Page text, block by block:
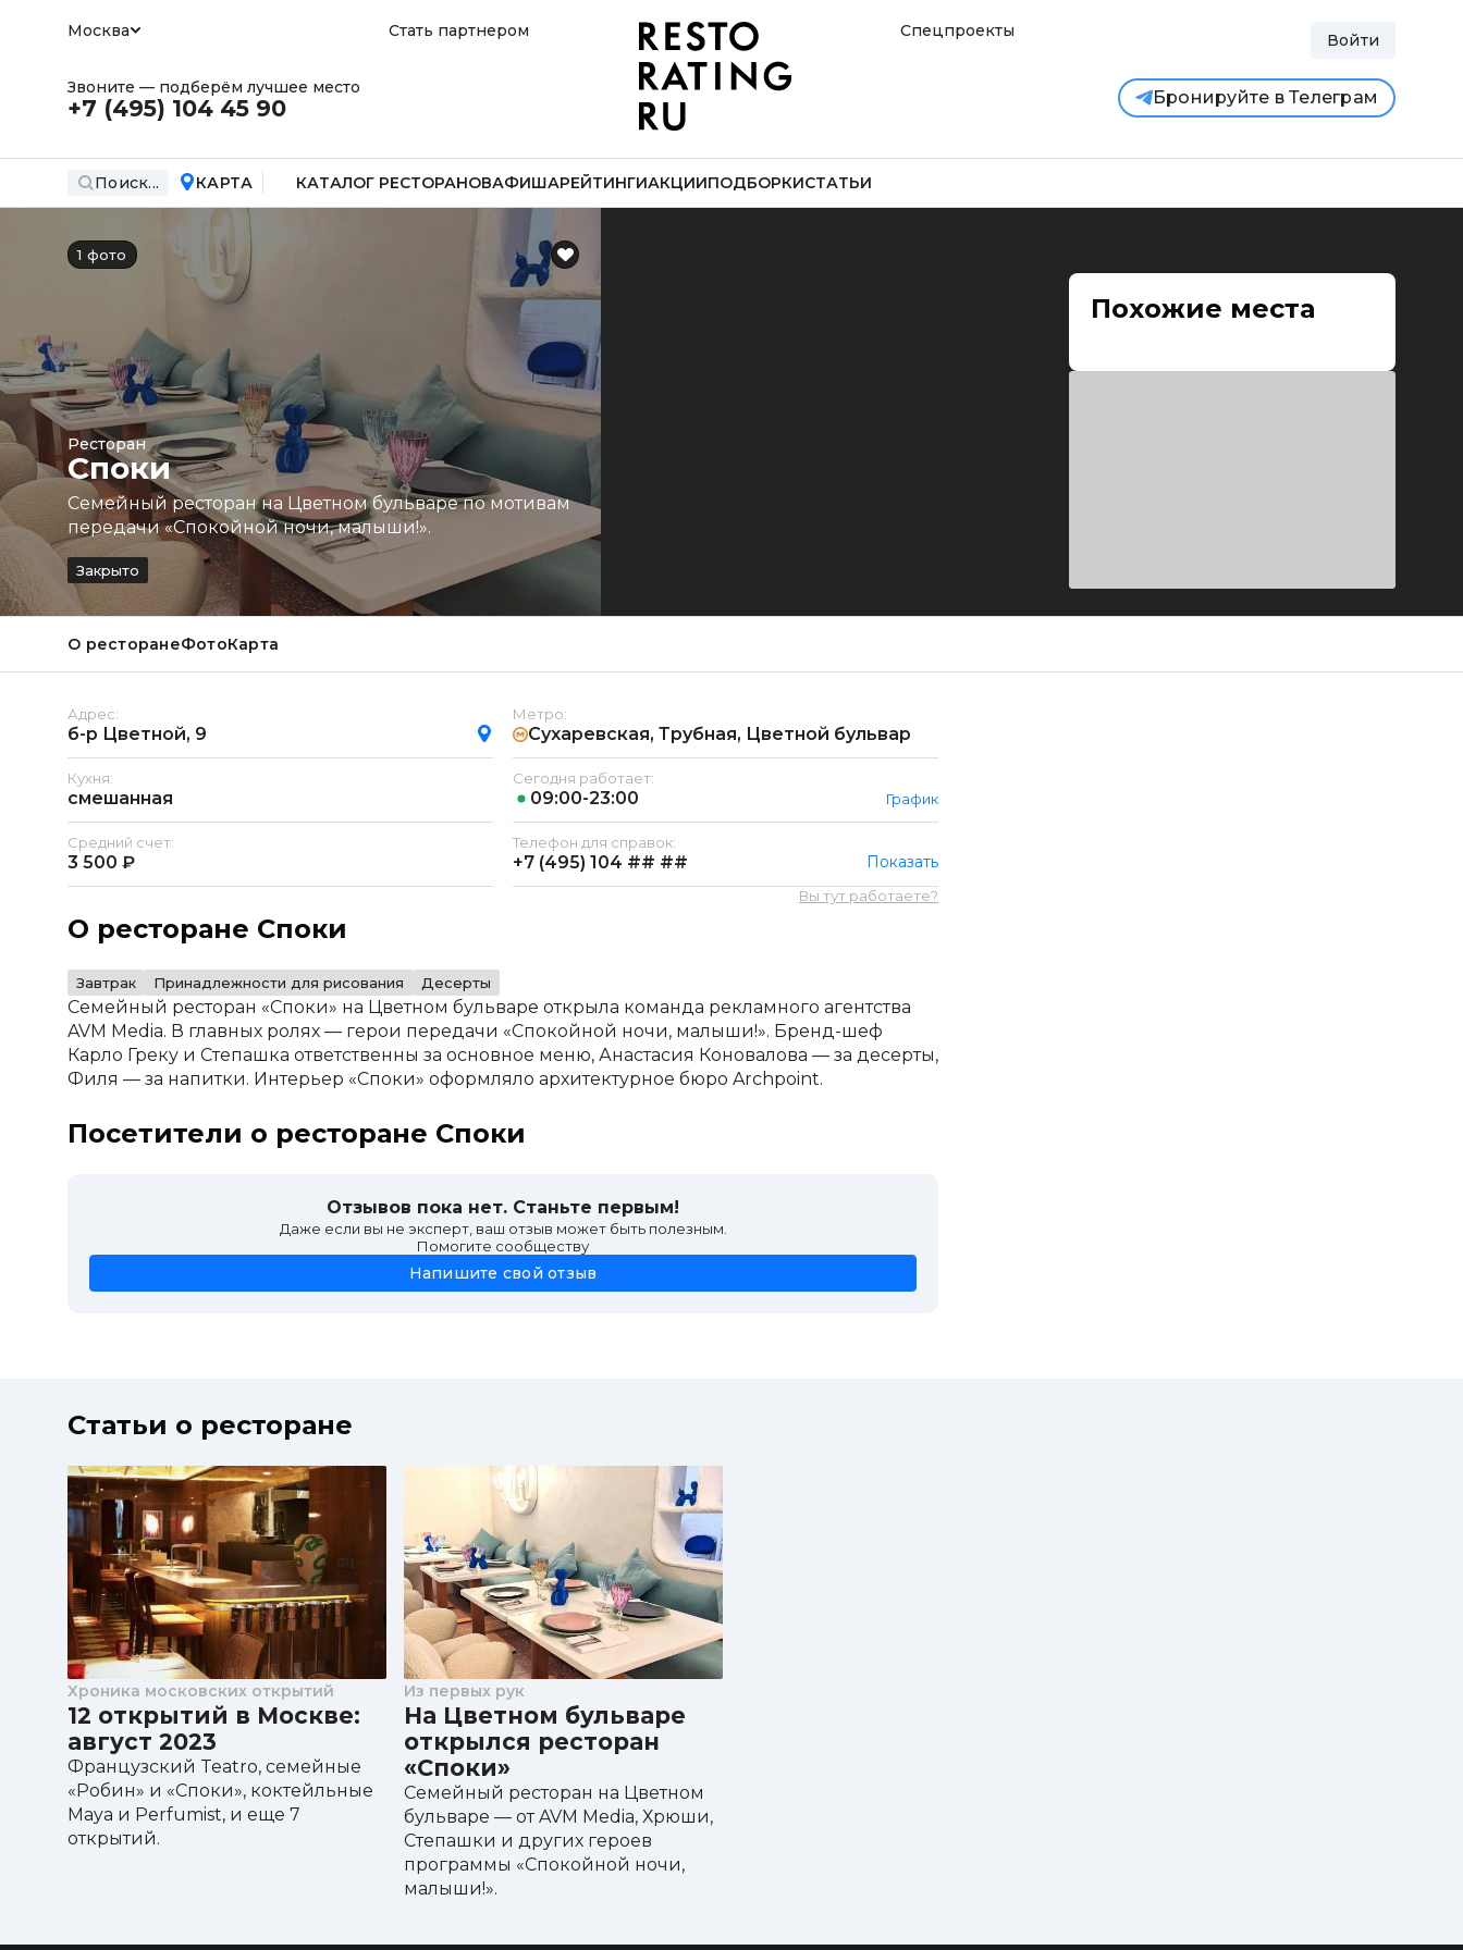
Москва Стать партнером Спецпроекты Войти
Звоните — подберём лучшее место
+7 (495) 104 45 90 Бронируйте в Телеграм
Поиск... КАРТА КАТАЛОГ РЕСТОРАНОВАФИШАРЕЙТИНГИАКЦИИПОДБОРКИСТАТЬИ
1 фото
Ресторан
Споки
Семейный ресторан на Цветном бульваре по мотивам
передачи «Спокойной ночи, малыши!».
Закрыто
О ресторанеФотоКарта
Адрес:
б-р Цветной, 9
Метро:
Сухаревская, Трубная, Цветной бульвар
Кухня:
смешанная
Сегодня работает:
09:00-23:00 График
Средний счет:
3 500 ₽
Телефон для справок:
+7 (495) 104 ## ## Показать
Вы тут работаете?
О ресторане Споки
Завтрак Принадлежности для рисования Десерты
Семейный ресторан «Споки» на Цветном бульваре открыла команда рекламного агентства
AVM Media. В главных ролях — герои передачи «Спокойной ночи, малыши!». Бренд-шеф
Карло Греку и Степашка ответственны за основное меню, Анастасия Коновалова — за десерты,
Филя — за напитки. Интерьер «Споки» оформляло архитектурное бюро Archpoint.
Посетители о ресторане Споки
Отзывов пока нет. Станьте первым!
Даже если вы не эксперт, ваш отзыв может быть полезным.
Помогите сообществу
Напишите свой отзыв
Похожие места
Статьи о ресторане
Хроника московских открытий
12 открытий в Москве:
август 2023
Французский Teatro, семейные
«Робин» и «Споки», коктейльные
Maya и Perfumist, и еще 7
открытий.
Из первых рук
На Цветном бульваре
открылся ресторан
«Споки»
Семейный ресторан на Цветном
бульваре — от AVM Media, Хрюши,
Степашки и других героев
программы «Спокойной ночи,
малыши!».